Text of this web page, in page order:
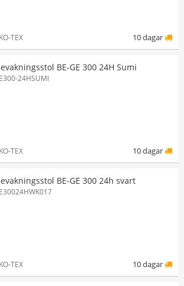
TEX
10 dagar
BE-GE 300 24H Sumi
24HSUMI
TEX
10 dagar
BE-GE 300 24h svart
TEX
10 dagar